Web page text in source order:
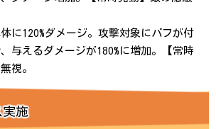
に120%ダメージ。攻撃対象にバフが付
与えるダメージが180%に増加。【常時
視。
実施